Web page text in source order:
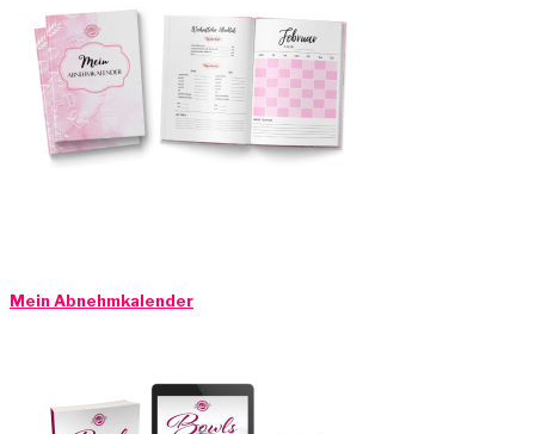
Mein Abnehmkalender